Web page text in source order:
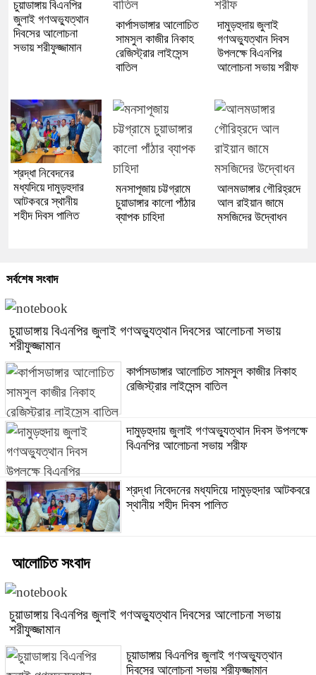
চুয়াডাঙ্গায় বিএনপির
জুলাই গণঅভ্যুত্থান
দিবসের আলোচনা
সভায় শরীফুজ্জামান
কার্পাসডাঙ্গার আলোচিত
সামসুল কাজীর নিকাহ
রেজিস্ট্রার লাইসেন্স
বাতিল
দামুড়হুদায় জুলাই
গণঅভ্যুত্থান দিবস
উপলক্ষে বিএনপির
আলোচনা সভায় শরীফ
শ্রদ্ধা নিবেদনের
মধ্যদিয়ে দামুড়হুদার
আটকবরে স্থানীয়
শহীদ দিবস পালিত
মনসাপূজায় চট্টগ্রামে
চুয়াডাঙ্গার কালো পাঁঠার
ব্যাপক চাহিদা
আলমডাঙ্গার গৌরিহ্রদে
আল রাইয়ান জামে
মসজিদের উদ্বোধন
সর্বশেষ সংবাদ
চুয়াডাঙ্গায় বিএনপির জুলাই গণঅভ্যুত্থান দিবসের আলোচনা সভায়
শরীফুজ্জামান
কার্পাসডাঙ্গার আলোচিত সামসুল কাজীর নিকাহ
রেজিস্ট্রার লাইসেন্স বাতিল
দামুড়হুদায় জুলাই গণঅভ্যুত্থান দিবস উপলক্ষে
বিএনপির আলোচনা সভায় শরীফ
শ্রদ্ধা নিবেদনের মধ্যদিয়ে দামুড়হুদার আটকবরে
স্থানীয় শহীদ দিবস পালিত
আলোচিত সংবাদ
চুয়াডাঙ্গায় বিএনপির জুলাই গণঅভ্যুত্থান দিবসের আলোচনা সভায়
শরীফুজ্জামান
চুয়াডাঙ্গায় বিএনপির জুলাই গণঅভ্যুত্থান
দিবসের আলোচনা সভায় শরীফুজ্জামান